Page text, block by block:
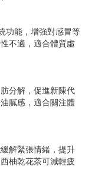
功能，增強對感冒等
不適，適合體質虛
分解，促進新陳代
膩感，適合關注體
解緊張情緒，提升
柚乾花茶可減輕疲